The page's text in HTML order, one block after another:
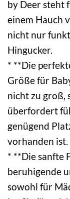
by Deer steht
einem Hauch
nicht nur
Hingucker.
* **Die
Größe für
nicht zu groß,
überfordert
genügend
vorhanden ist.
* **Die sanfte
beruhigende
sowohl für